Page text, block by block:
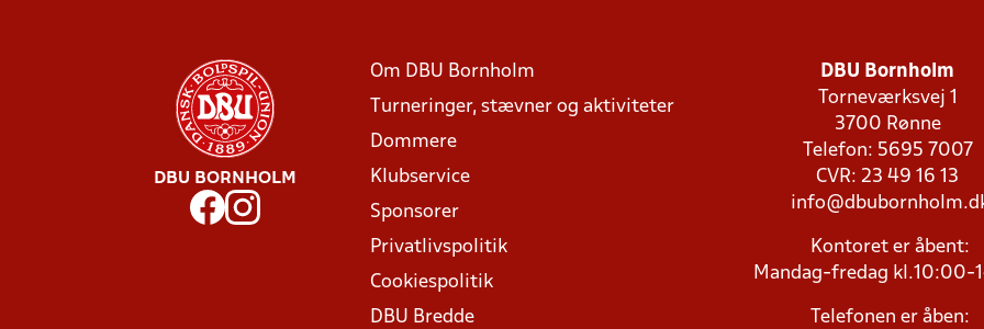
DBU BORNHOLM
Om DBU Bornholm
Turneringer, stævner og aktiviteter
Dommere
Klubservice
Sponsorer
Privatlivspolitik
Cookiespolitik
DBU Bredde
DBU Bornholm
Torneværksvej 1
3700 Rønne
Telefon: 5695 7007
CVR: 23 49 16 13
Kontoret er åbent:
Mandag-fredag kl.10:00-
Telefonen er åben: